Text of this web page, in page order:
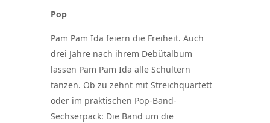
Pop
Pam Pam Ida feiern die Freiheit. Auch
drei Jahre nach ihrem Debütalbum
lassen Pam Pam Ida alle Schultern
tanzen. Ob zu zehnt mit Streichquartett
oder im praktischen Pop-Band-
Sechserpack: Die Band um die